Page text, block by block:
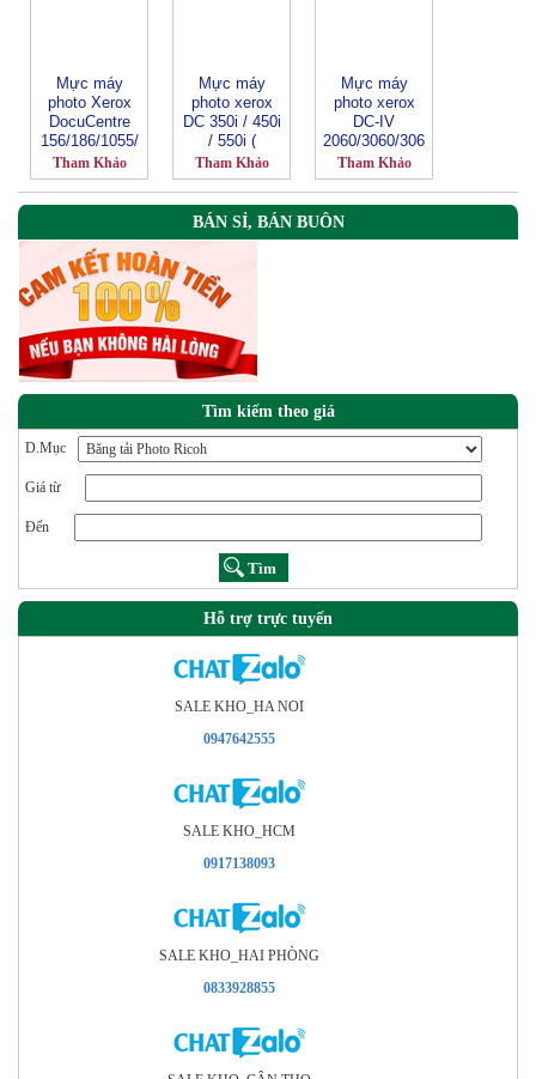
Mực máy
photo Xerox
DocuCentre
156/186/1055/
1085
(CT200401)
Tham Khảo
Mực máy
photo xerox
DC 350i / 450i
/ 550i (
CT200719 )
Tham Khảo
Mực máy
photo xerox
DC-IV
2060/3060/306
5-CT201734
Tham Khảo
BÁN SỈ, BÁN BUÔN
Tìm kiếm theo giá
D.Mục
Giá từ
Đến
Hỗ trợ trực tuyến
SALE KHO_HA NOI
0947642555
SALE KHO_HCM
0917138093
SALE KHO_HAI PHÒNG
0833928855